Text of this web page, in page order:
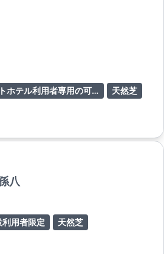
トリミングサロン・ペットホテル利用者専用の可能性が高いため、ドッグラン単体での利用可否は要問い合わせ
天然芝
八
用者限定 天然芝